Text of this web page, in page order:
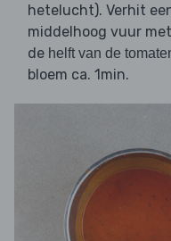
hetelucht). Verhit
middelhoog vuur
de helft van de
bloem ca. 1min.